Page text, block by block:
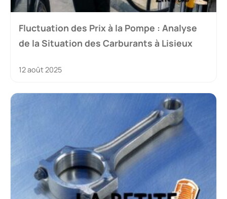
Fluctuation des Prix à la Pompe : Analyse
de la Situation des Carburants à Lisieux
12 août 2025